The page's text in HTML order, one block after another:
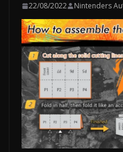
22/08/2022 Nintenders